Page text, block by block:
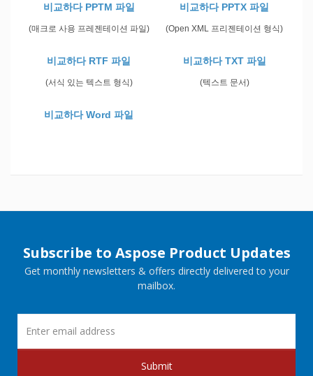
비교하다 PPTM 파일
(매크로 사용 프레젠테이션 파일)
비교하다 PPTX 파일
(Open XML 프리젠테이션 형식)
비교하다 RTF 파일
(서식 있는 텍스트 형식)
비교하다 TXT 파일
(텍스트 문서)
비교하다 Word 파일
Subscribe to Aspose Product Updates
Get monthly newsletters & offers directly delivered to your
mailbox.
Submit